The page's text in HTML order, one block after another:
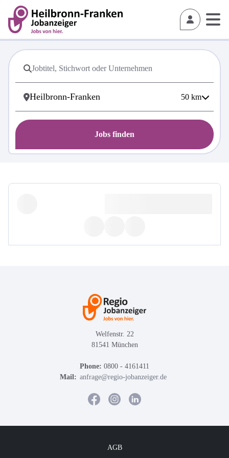
50 km
Jobs finden
Welfenstr. 22
81541 München
Phone: 0800 - 4161411
Mail: anfrage@regio-jobanzeiger.de
AGB